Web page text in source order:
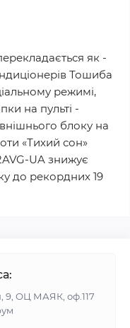
як -
Тошиба
режимі,
на пульті -
блоку на
«Тихий сон»
UA знижує
до рекордних 19
9, ОЦ МАЯК, оф.117